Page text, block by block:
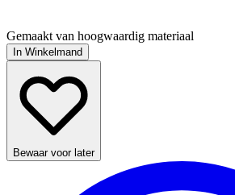
Gemaakt van hoogwaardig materiaal
In Winkelmand
Bewaar voor later